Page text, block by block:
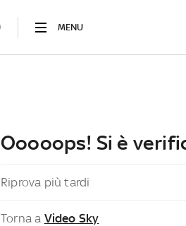
MENU
Ooooops! Si è
Riprova più tardi
Torna a Video Sky